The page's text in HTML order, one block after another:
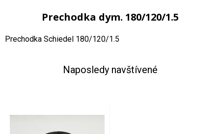
Prechodka dym. 180/120/1.5
Prechodka Schiedel 180/120/1.5
Naposledy navštívené